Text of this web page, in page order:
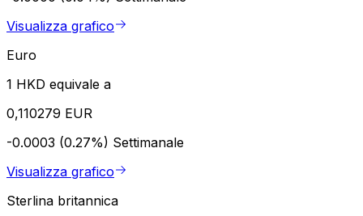
Visualizza grafico
Euro
1 HKD equivale a
0,110279 EUR
-0.0003 (0.27%) Settimanale
Visualizza grafico
Sterlina britannica